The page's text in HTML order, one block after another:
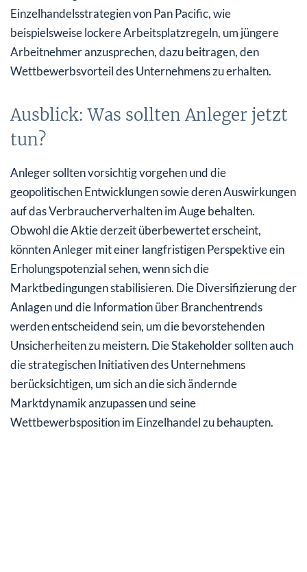
Einzelhandelsstrategien von Pan Pacific, wie
beispielsweise lockere Arbeitsplatzregeln, um jüngere
Arbeitnehmer anzusprechen, dazu beitragen, den
Wettbewerbsvorteil des Unternehmens zu erhalten.
Ausblick: Was sollten Anleger jetzt
tun?
Anleger sollten vorsichtig vorgehen und die
geopolitischen Entwicklungen sowie deren Auswirkungen
auf das Verbraucherverhalten im Auge behalten.
Obwohl die Aktie derzeit überbewertet erscheint,
könnten Anleger mit einer langfristigen Perspektive ein
Erholungspotenzial sehen, wenn sich die
Marktbedingungen stabilisieren. Die Diversifizierung der
Anlagen und die Information über Branchentrends
werden entscheidend sein, um die bevorstehenden
Unsicherheiten zu meistern. Die Stakeholder sollten auch
die strategischen Initiativen des Unternehmens
berücksichtigen, um sich an die sich ändernde
Marktdynamik anzupassen und seine
Wettbewerbsposition im Einzelhandel zu behaupten.